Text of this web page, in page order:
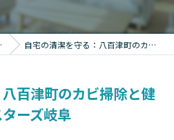
自宅の清潔を守る：八百津町のカビ掃除と健康な生活｜カビバスターズ岐阜
百津町のカビ掃除と健
ーズ岐阜